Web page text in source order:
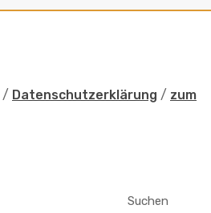
/ Datenschutzerklärung / zum
Suchen